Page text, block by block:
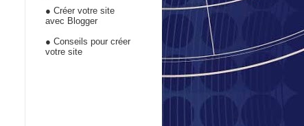
● Créer votre site
avec Blogger
● Conseils pour créer
votre site